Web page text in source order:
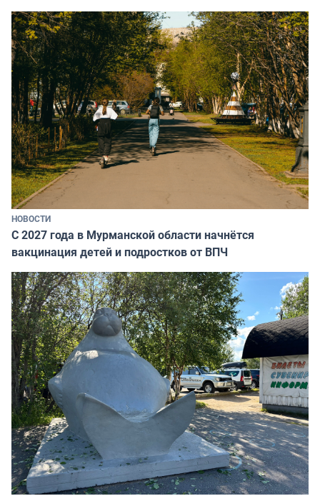
НОВОСТИ
С 2027 года в Мурманской области начнётся
вакцинация детей и подростков от ВПЧ